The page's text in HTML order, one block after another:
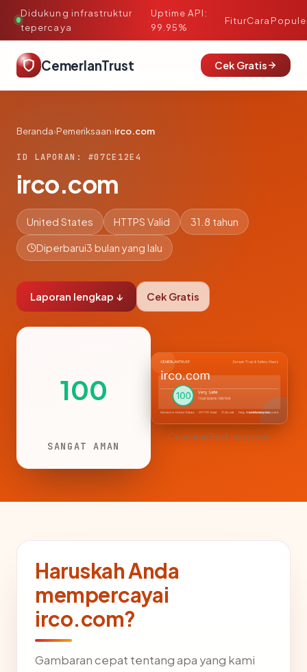
Didukung infrastruktur
tepercaya
·
Uptime API:
99.95%
FiturCara
CemerlanTrust Cek Gratis
Beranda›Pemeriksaan›irco.com
ID LAPORAN: #07CE12E4
irco.com
United States HTTPS Valid 31.8 tahun
Diperbarui3 bulan yang lalu
Laporan lengkap ↓ Cek Gratis
100
SANGAT AMAN
CemerlanTrust · irco.com
Haruskah Anda
mempercayai
irco.com?
Gambaran cepat tentang apa yang kami